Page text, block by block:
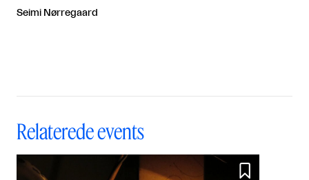
Seimi Nørregaard
Relaterede events
